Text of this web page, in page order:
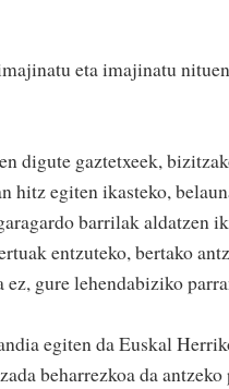
eta imajinatu
digute gaztetxeek,
egiten ikasteko,
barrilak aldatzen
entzuteko, bertako
gure lehendabiziko
egiten da Euskal
beharrezkoa da